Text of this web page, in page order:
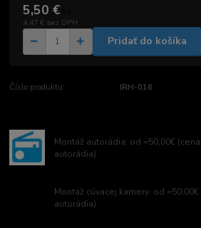
5,50 €
4,47 € bez DPH
Pridať do košíka
Číslo produktu: IRH-016
Montáž autorádia: od =50,00€
autorádia)
Montáž cúvacej kamery: od
autorádia)